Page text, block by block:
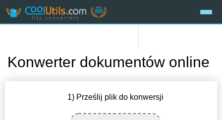
Konwerter dokumentów online
1) Prześlij plik do konwersji